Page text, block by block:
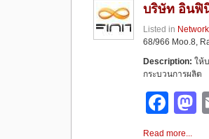
b
o
o
k
d
o
n
บริษัท อินฟิ
Listed in
68/966 Moo.8,
Description: ให้
กระบวนการผลิต
F
a
Read more...